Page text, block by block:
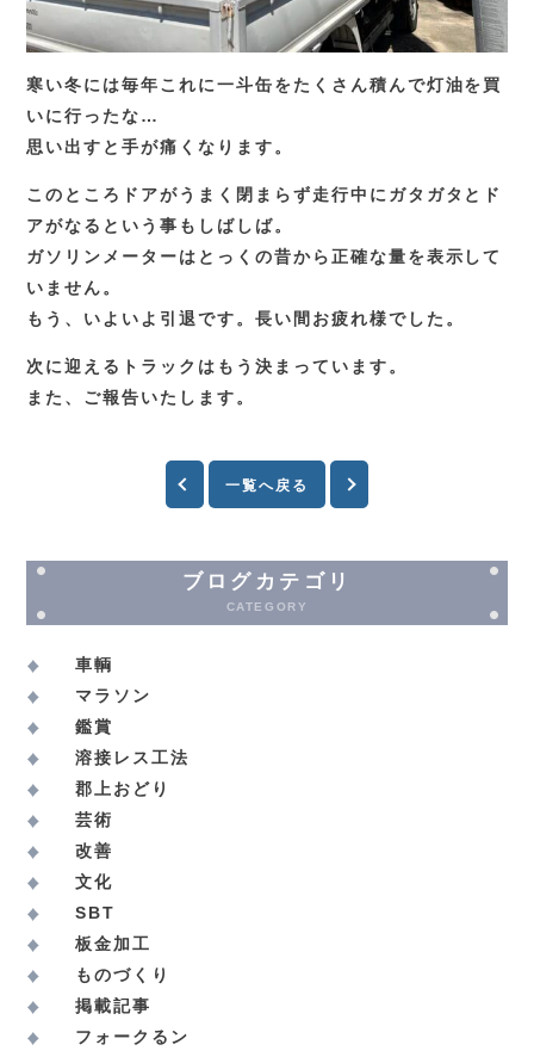
寒い冬には毎年これに一斗缶をたくさん積んで灯油を買
いに行ったな…
思い出すと手が痛くなります。
このところドアがうまく閉まらず走行中にガタガタとド
アがなるという事もしばしば。
ガソリンメーターはとっくの昔から正確な量を表示して
いません。
もう、いよいよ引退です。長い間お疲れ様でした。
次に迎えるトラックはもう決まっています。
また、ご報告いたします。
一覧へ戻る
ブログカテゴリ
CATEGORY
車輌
マラソン
鑑賞
溶接レス工法
郡上おどり
芸術
改善
文化
SBT
板金加工
ものづくり
掲載記事
フォークるン